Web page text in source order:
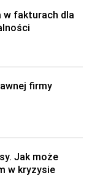
w fakturach dla
firmy
Jak może
w kryzysie